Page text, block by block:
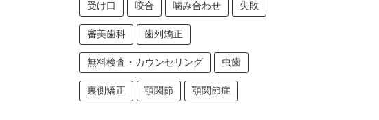
受け口 咬合 噛み合わせ 失敗
審美歯科 歯列矯正
無料検査・カウンセリング 虫歯
裏側矯正 顎関節 顎関節症